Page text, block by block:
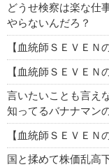
どうせ検察は楽な仕
やらないんだろ？
【血統師ＳＥＶＥＮ
【血統師ＳＥＶＥＮ
言いたいことも言え
知ってるバナナマン
【血統師ＳＥＶＥＮ
国と揉めて株価乱高